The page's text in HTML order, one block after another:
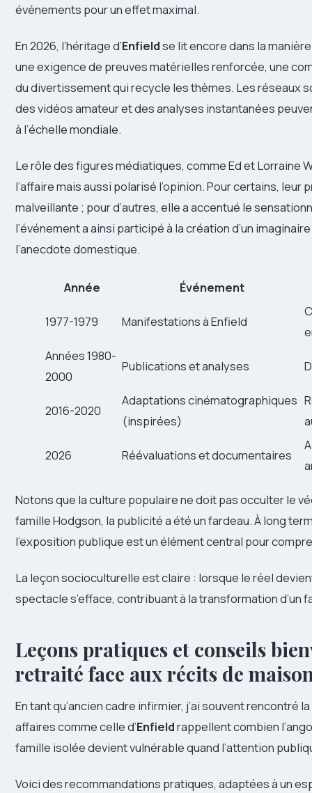
événements pour un effet maximal.
En 2026, l’héritage d’Enfieldse lit encore dans la
une exigence de preuves matérielles renforcée, une
du divertissement qui recycle les thèmes. Les réseaux
des vidéos amateur et des analyses instantanées
à l’échelle mondiale.
Le rôle des figures médiatiques, comme Ed et Lorraine
l’affaire mais aussi polarisé l’opinion. Pour certains, leur
malveillante ; pour d’autres, elle a accentué le
l’événement a ainsi participé à la création d’un
l’anecdote domestique.
Année Événement
1977-1979 Manifestations à Enfield
Années 1980-
2000
Publications et analyses
2016-2020
Adaptations cinématographiques
(inspirées)
2026 Réévaluations et documentaires
Notons que la culture populaire ne doit pas occulter le
famille Hodgson, la publicité a été un fardeau. À long
l’exposition publique est un élément central pour
La leçon socioculturelle est claire : lorsque le réel
spectacle s’efface, contribuant à la transformation d’un
Leçons pratiques et conseils
retraité face aux récits de
En tant qu’ancien cadre infirmier, j’ai souvent rencontré
affaires comme celle d’Enfieldrappellent combien
famille isolée devient vulnérable quand l’attention
Voici des recommandations pratiques, adaptées à un